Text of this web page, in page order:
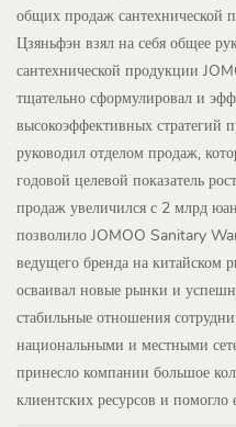
общих продаж сантехнической
Цзяньфэн взял на себя общее
сантехнической продукции
тщательно сформулировал и
высокоэффективных стратегий
руководил отделом продаж,
годовой целевой показатель
продаж увеличился с 2 млрд
позволило JOMOO Sanitary
ведущего бренда на китайском
осваивал новые рынки и
стабильные отношения
национальными и местными
принесло компании большое
клиентских ресурсов и помогло